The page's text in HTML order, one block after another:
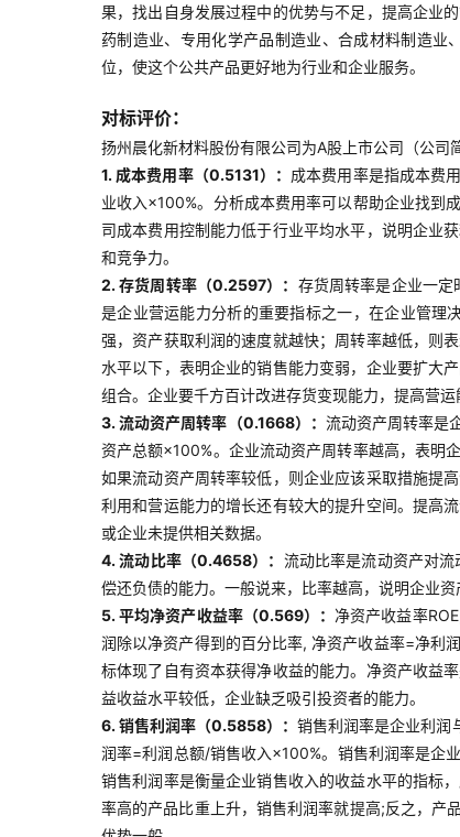
果，找出自身发展过程中的优势与不足，提高企业
药制造业、专用化学产品制造业、合成材料制造业
位，使这个公共产品更好地为行业和企业服务。
对标评价：
扬州晨化新材料股份有限公司为A股上市公司（公
1. 成本费用率（0.5131）： 成本费用率是指成本费
业收入×100%。分析成本费用率可以帮助企业找到
司成本费用控制能力低于行业平均水平，说明企业
和竞争力。
2. 存货周转率（0.2597）： 存货周转率是企业一定
是企业营运能力分析的重要指标之一，在企业管理
强，资产获取利润的速度就越快；周转率越低，则
水平以下，表明企业的销售能力变弱，企业要扩大
组合。企业要千方百计改进存货变现能力，提高营运
3. 流动资产周转率（0.1668）： 流动资产周转率是
资产总额×100%。企业流动资产周转率越高，表明
如果流动资产周转率较低，则企业应该采取措施提
利用和营运能力的增长还有较大的提升空间。提高
或企业未提供相关数据。
4. 流动比率（0.4658）： 流动比率是流动资产对
偿还负债的能力。一般说来，比率越高，说明企业
5. 平均净资产收益率（0.569）： 净资产收益率
润除以净资产得到的百分比率, 净资产收益率=净利
标体现了自有资本获得净收益的能力。净资产收益
益收益水平较低，企业缺乏吸引投资者的能力。
6. 销售利润率（0.5858）：销售利润率是企业利润
润率=利润总额/销售收入×100%。销售利润率是企
销售利润率是衡量企业销售收入的收益水平的指标
率高的产品比重上升，销售利润率就提高;反之，产